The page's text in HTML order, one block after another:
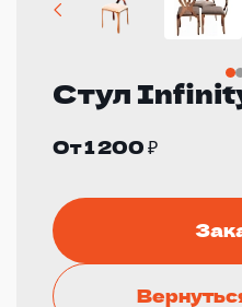
Стул
От 1 200 ₽